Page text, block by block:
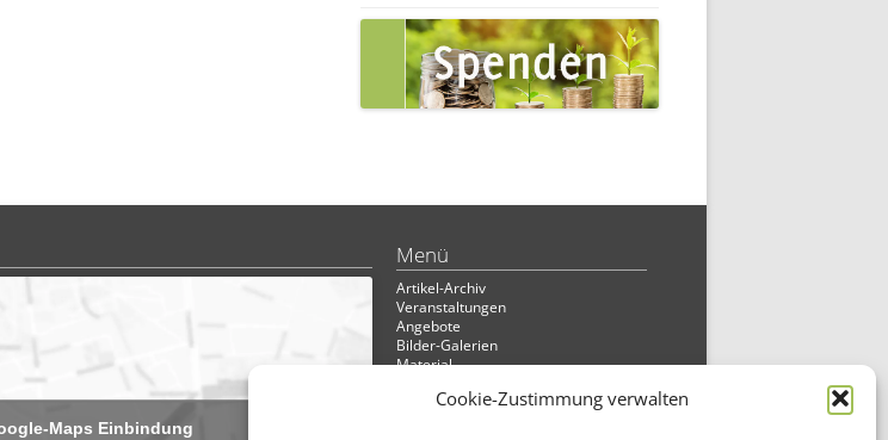
Cookie-Zustimmung verwalten
Menü
Artikel-Archiv
Veranstaltungen
Angebote
Bilder-Galerien
Material
Kontakt